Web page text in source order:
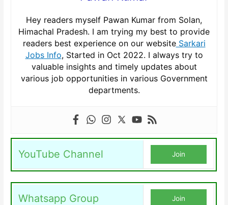
Hey readers myself Pawan Kumar from Solan,
Himachal Pradesh. I am trying my best to provide
readers best experience on our websiteSarkari
Jobs Info, Started in Oct 2022. I always try to
valuable insights and timely updates about
various job opportunities in various Government
departments.
YouTube Channel Join
Whatsapp Group Join